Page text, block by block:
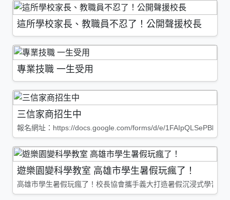
這所學校家長、教職員不忍了！公開聲援校長
專業技職 一生受用
三信家商招生中
報名網址：https://docs.google.com/forms/d/e/
遊樂園變科學教室 高雄市學生暑假玩瘋了！
高雄市學生暑假玩瘋了！校長協會攜手義大打造暑假沉浸式學習基